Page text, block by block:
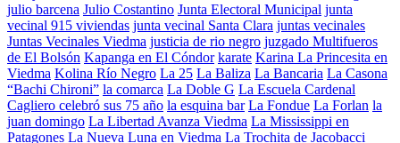
julio barcena Julio Costantino Junta Electoral Municipal junta
vecinal 915 viviendas junta vecinal Santa Clara juntas vecinales
Juntas Vecinales Viedma justicia de rio negro juzgado Multifueros
de El Bolsón Kapanga en El Cóndor karate Karina La Princesita en
Viedma Kolina Río Negro La 25 La Baliza La Bancaria La Casona
“Bachi Chironi” la comarca La Doble G La Escuela Cardenal
Cagliero celebró sus 75 año la esquina bar La Fondue La Forlan la
juan domingo La Libertad Avanza Viedma La Mississippi en
Patagones La Nueva Luna en Viedma La Trochita de Jacobacci